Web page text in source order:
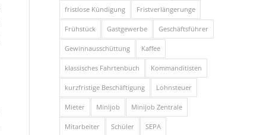
fristlose Kündigung Fristverlängerunge
Frühstück Gastgewerbe Geschäftsführer
Gewinnausschüttung Kaffee
klassisches Fahrtenbuch Kommanditisten
kurzfristige Beschäftigung Lohnsteuer
Mieter Minijob Minijob Zentrale
Mitarbeiter Schüler SEPA